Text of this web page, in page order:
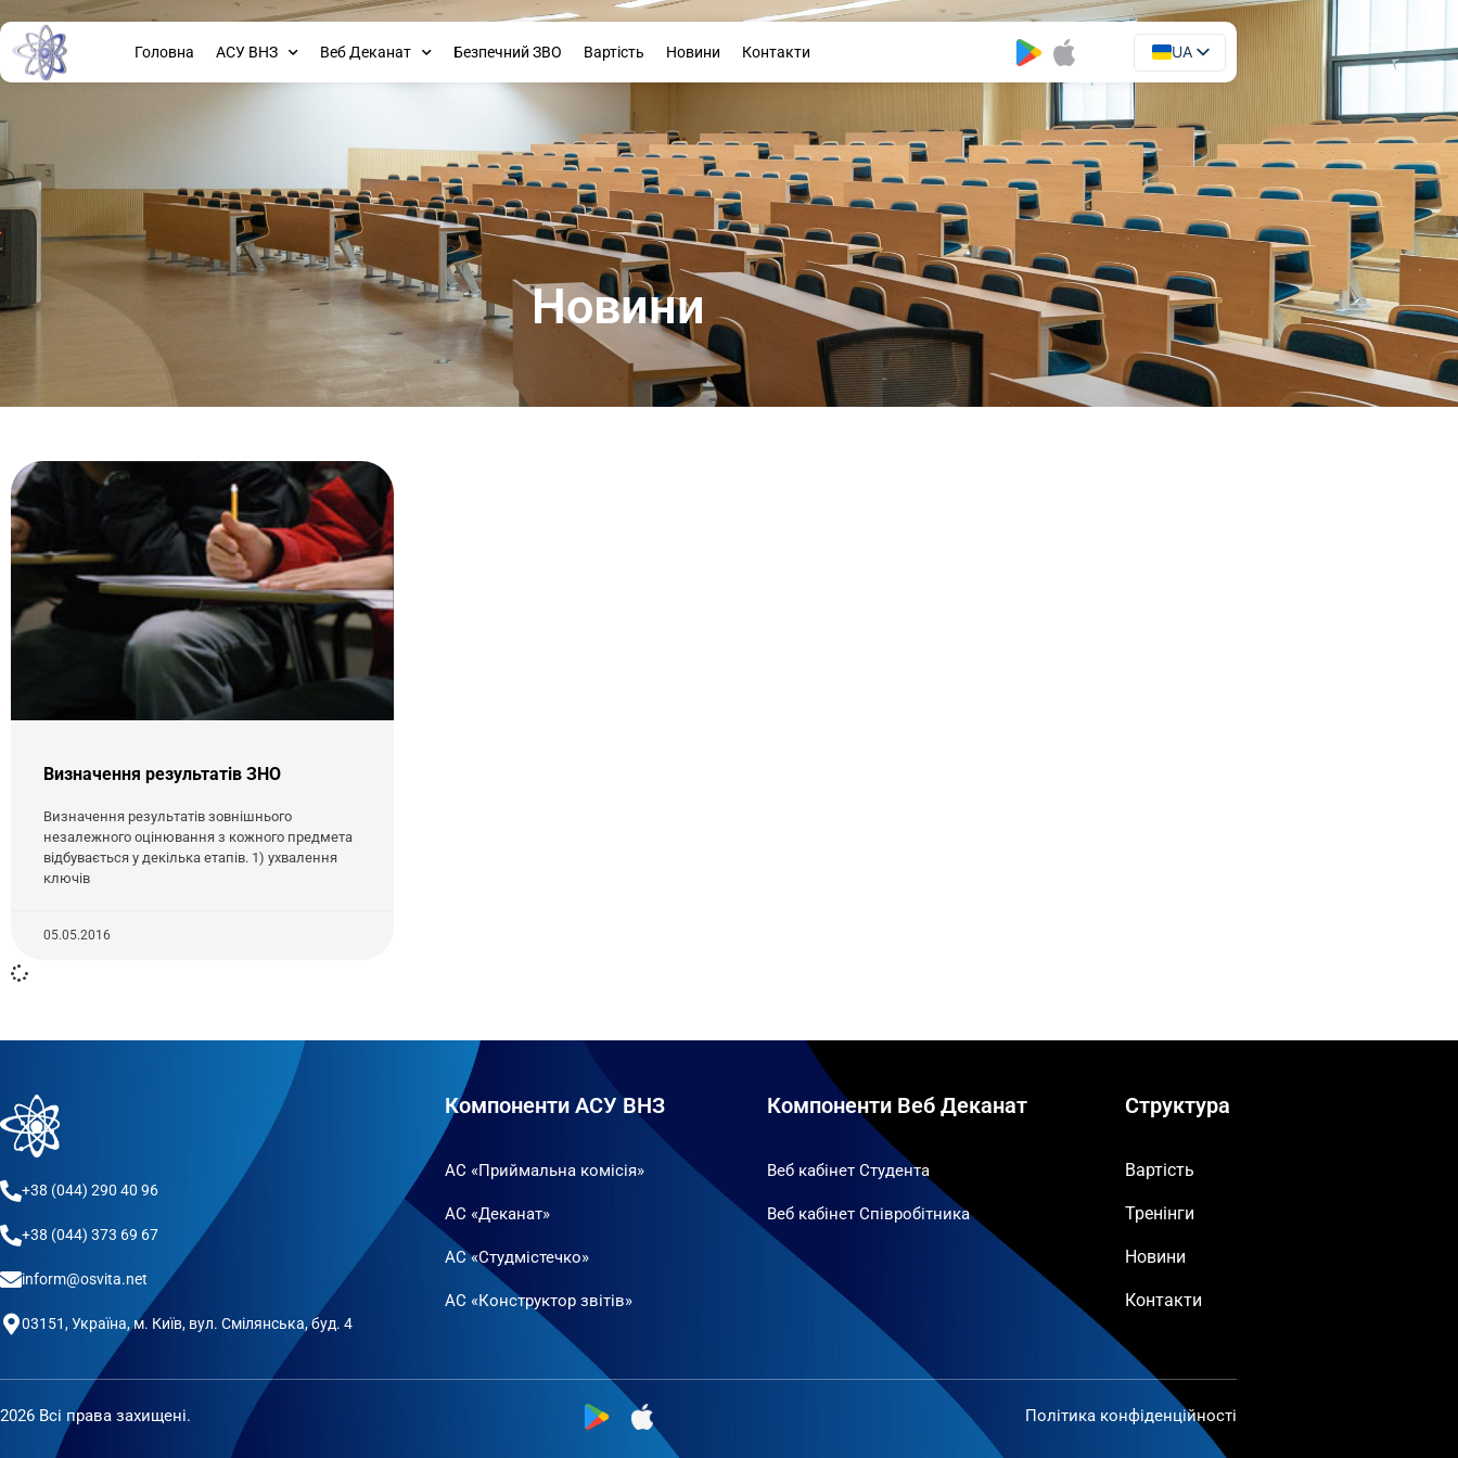
Головна АСУ ВНЗ Веб Деканат Безпечний ЗВО Вартість Новини Контакти
UA
EN
Новини
Визначення результатів ЗНО
Визначення результатів зовнішнього
незалежного оцінювання з кожного предмета
відбувається у декілька етапів. 1) ухвалення
ключів
05.05.2016
+38 (044) 290 40 96
+38 (044) 373 69 67
inform@osvita.net
03151, Україна, м. Київ, вул. Смілянська, буд. 4
Компоненти АСУ ВНЗ
АС «Приймальна комісія»
АС «Деканат»
АС «Студмістечко»
АС «Конструктор звітів»
Компоненти Веб Деканат
Веб кабінет Студента
Веб кабінет Співробітника
Структура
Вартість
Тренінги
Новини
Контакти
2026 Всі права захищені. Політика конфіденційності